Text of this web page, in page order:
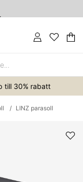
.
till 30% rabatt
LINZ parasoll